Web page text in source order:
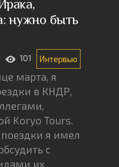
нужно быть
101 Интервью
марта, я
в КНДР,
Koryo Tours.
я имел
с
их